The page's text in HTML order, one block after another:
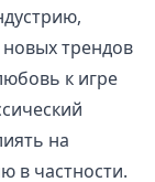
трендов
к игре
на
в частности.